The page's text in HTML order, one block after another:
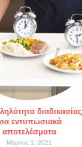
διαδικασίας
εντυπωσιακά
αποτελέσματα
Μάρτιος 1, 2021